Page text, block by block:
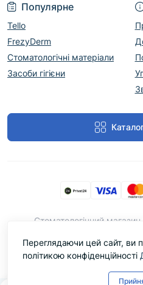
Популярне
Tello
FrezyDerm
Стоматологічні матеріали
Засоби гігієни
Cтоматологічний
Переглядаючи цей сайт, ви
політикою конфіденційності